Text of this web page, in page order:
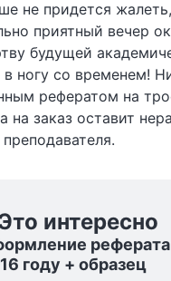
не придется
приятный вечер
будущей
ногу со временем!
рефератом на
на заказ оставит
интересно
году + образец